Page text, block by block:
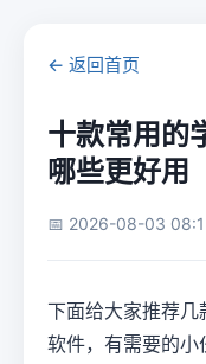
← 返回首页
十款常用的
哪些更好用
📅 2026-08-03
下面给大家推荐
软件，有需要的小